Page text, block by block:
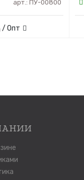
арт.: ПУ-00800
/ Опт